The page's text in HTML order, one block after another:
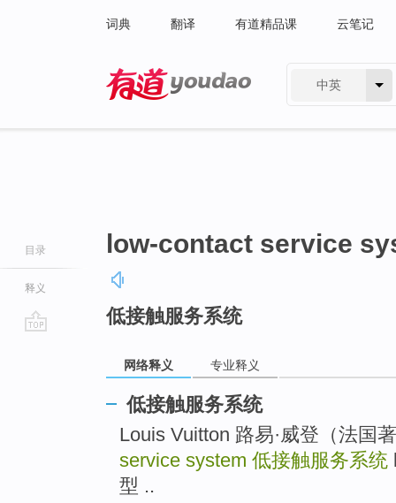
词典 翻译 有道精品课 云笔记
中英
目录
释义
low-contact service
低接触服务系统
网络释义 专业释义
低接触服务系统
Louis Vuitton 路易·威登（法国
service system 低接触服务系统
型 ..